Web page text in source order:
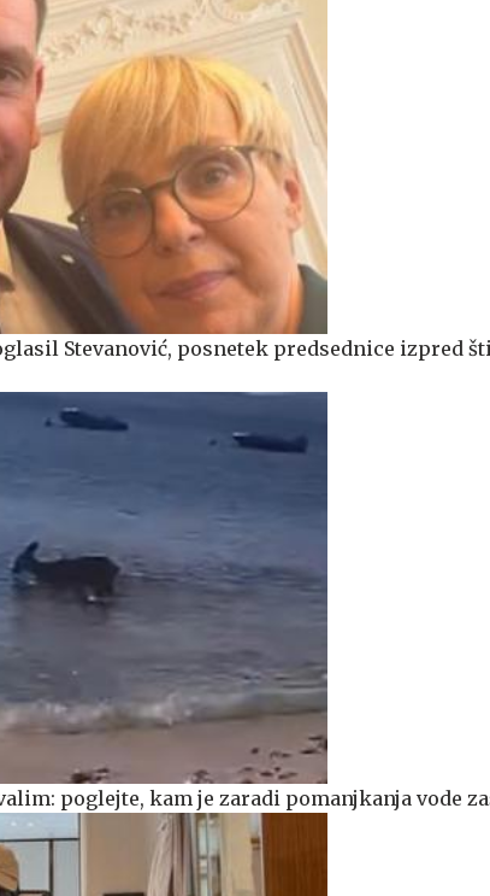
Stevanović, posnetek predsednice izpred
poglejte, kam je zaradi pomanjkanja vode